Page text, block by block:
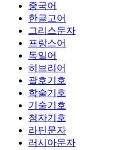
중국어
한글고어
그리스문자
프랑스어
독일어
히브리어
괄호기호
학술기호
기술기호
첨자기호
라틴문자
러시아문자